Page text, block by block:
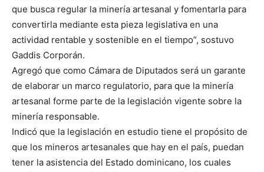
que busca regular la minería artesanal y fomentarla para
convertirla mediante esta pieza legislativa en una
actividad rentable y sostenible en el tiempo”, sostuvo
Gaddis Corporán.
Agregó que como Cámara de Diputados será un garante
de elaborar un marco regulatorio, para que la minería
artesanal forme parte de la legislación vigente sobre la
minería responsable.
Indicó que la legislación en estudio tiene el propósito de
que los mineros artesanales que hay en el país, puedan
tener la asistencia del Estado dominicano, los cuales